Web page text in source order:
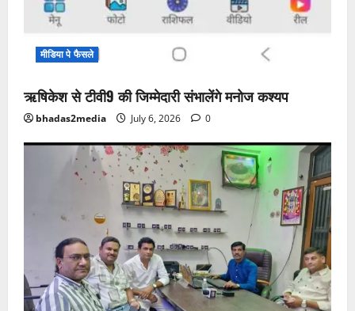
मीडिया पे फैसले
ऋषिकेश से टीवी9 की जिम्मेदारी संभालेंगे मनोज कश्यप
bhadas2media July 6, 2026 0